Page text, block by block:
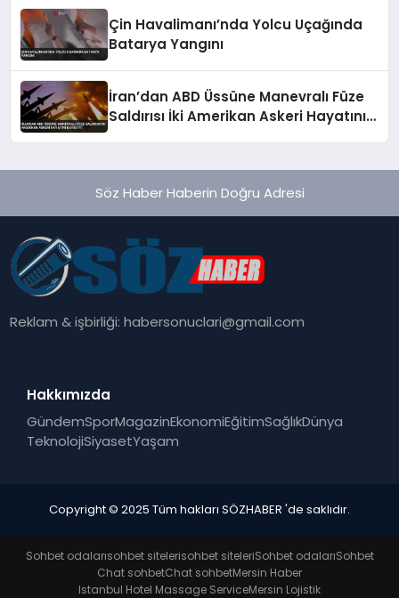
Çin Havalimanı’nda Yolcu Uçağında
Batarya Yangını
İran’dan ABD Üssüne Manevralı Füze
Saldırısı İki Amerikan Askeri Hayatını
Söz Haber Haberin Doğru Adresi
Reklam & işbirliği:habersonuclari@gmail.com
Hakkımızda
GündemSporMagazinEkonomiEğitimSağlıkDünya
TeknolojiSiyasetYaşam
Copyright © 2025 Tüm hakları SÖZHABER 'de saklıdır.
Sohbet odalarısohbet sitelerisohbet siteleriSohbet odalarıSohbet
Chat sohbetChat sohbetMersin Haber
Istanbul Hotel Massage ServiceMersin Lojistik